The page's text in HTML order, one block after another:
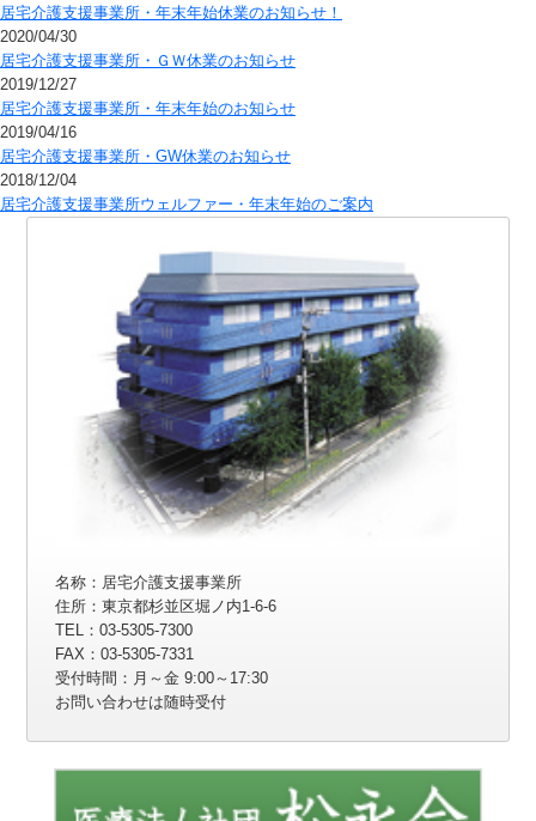
居宅介護支援事業所・年末年始休業のお知らせ！
2020/04/30
居宅介護支援事業所・ＧＷ休業のお知らせ
2019/12/27
居宅介護支援事業所・年末年始のお知らせ
2019/04/16
居宅介護支援事業所・GW休業のお知らせ
2018/12/04
居宅介護支援事業所ウェルファー・年末年始のご案内
名称：居宅介護支援事業所
住所：東京都杉並区堀ノ内1-6-6
TEL：03-5305-7300
FAX：03-5305-7331
受付時間：月～金 9:00～17:30
お問い合わせは随時受付